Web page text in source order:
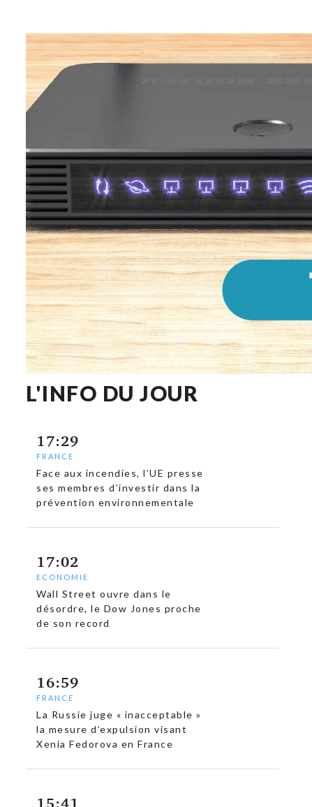
L'INFO DU JOUR
17:29
FRANCE
Face aux incendies, l’UE presse
ses membres d’investir dans la
prévention environnementale
17:02
ECONOMIE
Wall Street ouvre dans le
désordre, le Dow Jones proche
de son record
16:59
FRANCE
La Russie juge « inacceptable »
la mesure d’expulsion visant
Xenia Fedorova en France
15:41